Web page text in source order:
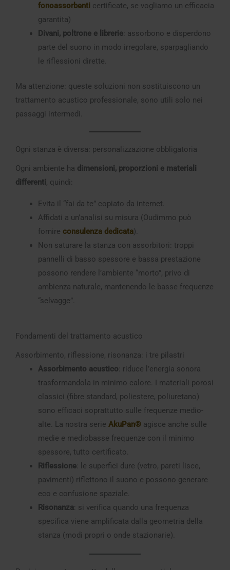
fonoassorbenti certificate, se vogliamo un efficacia
garantita)
Divani, poltrone e librerie: assorbono e disperdono
parte del suono in modo irregolare, sparpagliando
le riflessioni dirette.
Ma attenzione: queste soluzioni non sostituiscono un
trattamento acustico professionale, sono utili solo nei
passaggi intermedi.
Ogni stanza è diversa: personalizzazione obbligatoria
Ogni ambiente ha dimensioni, proporzioni e materiali
differenti, quindi:
Evita il “fai da te” copiato da internet.
Affidati a un’analisi su misura (Oudimmo può
fornire consulenza dedicata).
Non saturare la stanza con assorbitori: troppi
pannelli di basso spessore e bassa prestazione
possono rendere l’ambiente “morto”, privo di
ambienza naturale, mantenendo le basse frequenze
“selvagge”.
Fondamenti del trattamento acustico
Assorbimento, riflessione, risonanza: i tre pilastri
Assorbimento acustico: riduce l’energia sonora
trasformandola in minimo calore. I materiali porosi
classici (fibre standard, poliestere, poliuretano)
sono efficaci soprattutto sulle frequenze medio-
alte. La nostra serie AkuPan®agisce anche sulle
medie e mediobasse frequenze con il minimo
spessore, tutto certificato.
Riflessione: le superfici dure (vetro, pareti lisce,
pavimenti) riflettono il suono e possono generare
eco e confusione spaziale.
Risonanza: si verifica quando una frequenza
specifica viene amplificata dalla geometria della
stanza (modi propri o onde stazionarie).